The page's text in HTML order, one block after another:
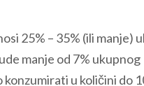
25% – 35% (ili manje)
manje od 7%
u količini do